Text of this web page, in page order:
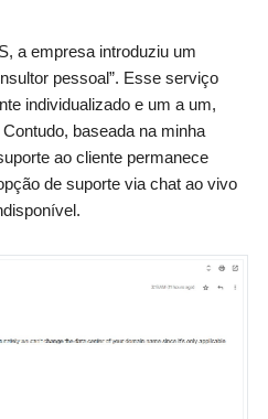
a empresa introduziu um
pessoal”. Esse serviço
individualizado e um a um,
baseada na minha
ao cliente permanece
de suporte via chat ao vivo